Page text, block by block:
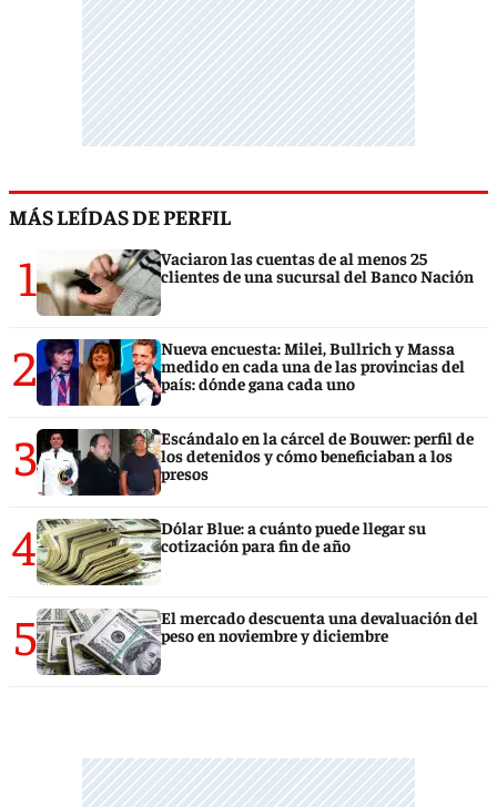
MÁS LEÍDAS DE PERFIL
1
Vaciaron las cuentas de al menos 25
clientes de una sucursal del Banco Nación
2
Nueva encuesta: Milei, Bullrich y Massa
medido en cada una de las provincias del
país: dónde gana cada uno
3
Escándalo en la cárcel de Bouwer: perfil de
los detenidos y cómo beneficiaban a los
presos
4
Dólar Blue: a cuánto puede llegar su
cotización para fin de año
5
El mercado descuenta una devaluación del
peso en noviembre y diciembre